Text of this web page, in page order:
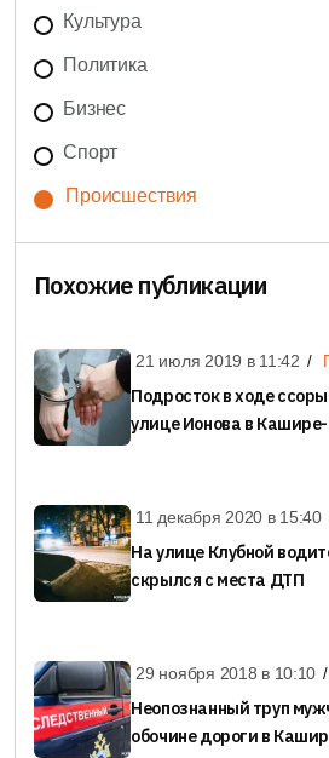
Культура
Политика
Бизнес
Спорт
Происшествия
Похожие публикации
21 июля 2019 в 11:42
Подросток в ходе
улице Ионова в
11 декабря 2020 в 15:40
На улице Клубной
скрылся с места ДТП
29 ноября 2018 в 10:10
Неопознанный труп
обочине дороги в